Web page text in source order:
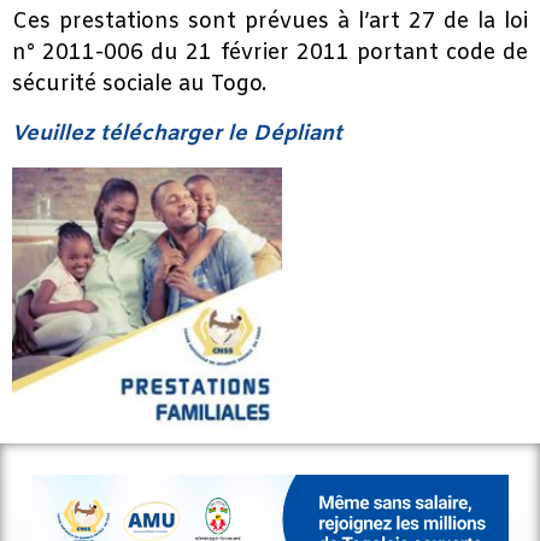
Ces prestations sont prévues à l’art 27 de la loi
n° 2011-006 du 21 février 2011 portant code de
sécurité sociale au Togo.
Veuillez télécharger le Dépliant